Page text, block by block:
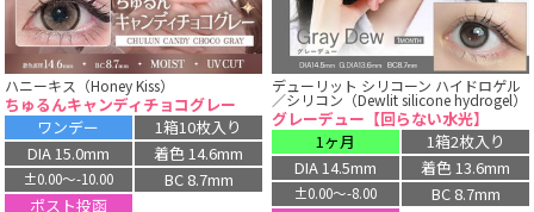
ハニーキス（Honey Kiss）
ちゅるんキャンディチョコグレー
ワンデー
1箱10枚入り
DIA 15.0mm
着色 14.6mm
±0.00〜-10.00
BC 8.7mm
ポスト投函
デューリット シリコーン ハイドロゲル
／シリコン（Dewlit silicone hydrogel）
グレーデュー【回らない水光】
1ヶ月
1箱2枚入り
DIA 14.5mm
着色 13.6mm
±0.00〜-8.00
BC 8.7mm